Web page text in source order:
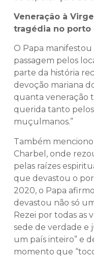
Veneração à
tragédia no porto
O Papa
passagem pelos
parte da história
devoção mariana
quanta veneração
querida tanto
muçulmanos.”
Também
Charbel, onde
pelas raízes
que devastou o
2020, o Papa
devastou não só
Rezei por todas as
sede de verdade e
um país inteiro” e
momento que